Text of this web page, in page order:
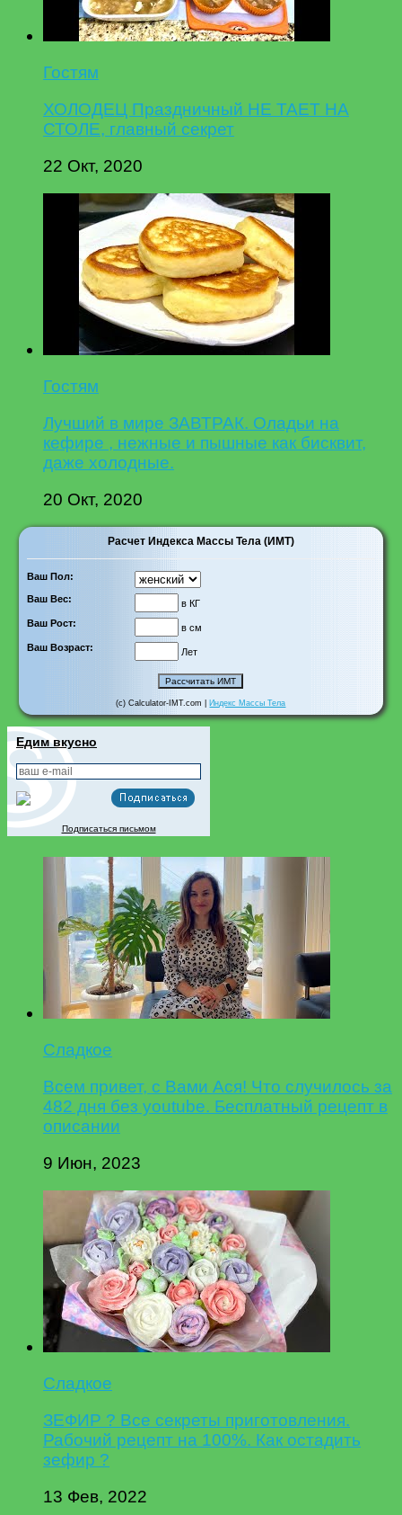
Гостям
ХОЛОДЕЦ Праздничный НЕ ТАЕТ НА
СТОЛЕ, главный секрет
22 Окт, 2020
Гостям
Лучший в мире ЗАВТРАК. Оладьи на
кефире , нежные и пышные как бисквит,
даже холодные.
20 Окт, 2020
Расчет Индекса Массы Тела (ИМТ)
Ваш Пол:
Ваш Вес:
в КГ
Ваш Рост:
в см
Ваш Возраст:
Лет
(c) Calculator-IMT.com | Индекс Массы Тела
Едим вкусно
Подписаться письмом
Сладкое
Всем привет, с Вами Ася! Что случилось за
482 дня без youtube. Бесплатный рецепт в
описании
9 Июн, 2023
Сладкое
ЗЕФИР ? Все секреты приготовления.
Рабочий рецепт на 100%. Как остадить
зефир ?
13 Фев, 2022